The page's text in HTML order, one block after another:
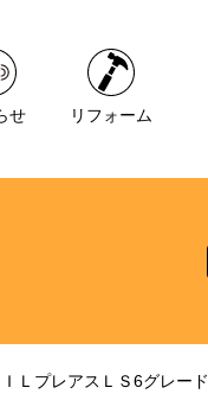
せ リフォーム
ＬプレアスＬＳ6グレード